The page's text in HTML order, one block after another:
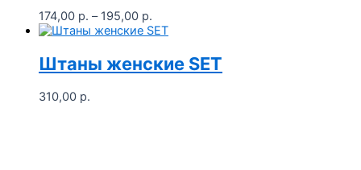
174,00 р. – 195,00 р.
цен:
–
195,00 р.
Штаны женские SET
310,00 р.